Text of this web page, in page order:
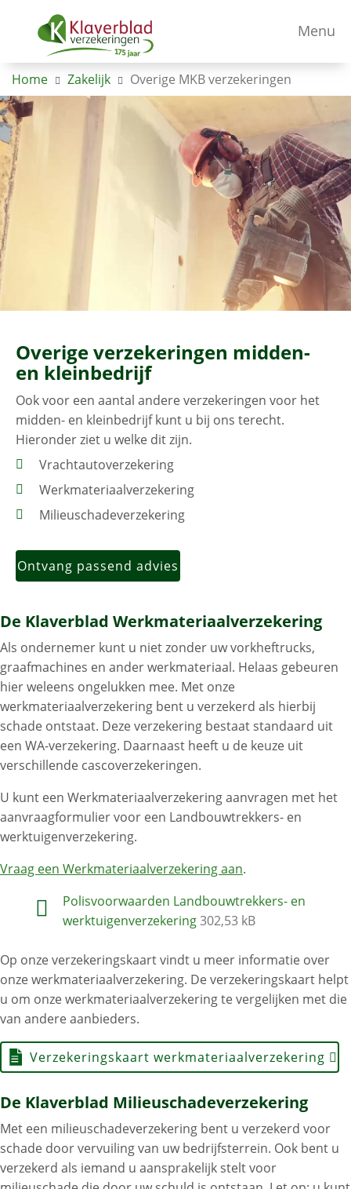
Menu
Home Zakelijk Overige MKB verzekeringen
Overigeverzekeringen midden-
en kleinbedrijf
Ook voor een aantal andere verzekeringen voor het
midden- en kleinbedrijf kunt u bij ons terecht.
Hieronder ziet u welke dit zijn.
Vrachtautoverzekering
Werkmateriaalverzekering
Milieuschadeverzekering
Ontvang passend advies
De Klaverblad Werkmateriaal­verzekering
Als ondernemer kunt u niet zonder uw vorkheftrucks,
graafmachines en ander werkmateriaal. Helaas gebeuren
hier weleens ongelukken mee. Met onze
werkmateriaalverzekering bent u verzekerd als hierbij
schade ontstaat. Deze verzekering bestaat standaard uit
een WA-verzekering. Daarnaast heeft u de keuze uit
verschillende cascoverzekeringen.
U kunt een Werkmateriaalverzekering aanvragen met het
aanvraagformulier voor een Landbouwtrekkers- en
werktuigenverzekering.
Vraag een Werkmateriaalverzekering aan.
Polisvoorwaarden Landbouwtrekkers- en
werktuigenverzekering302,53 kB
Op onze verzekeringskaart vindt u meer informatie over
onze werkmateriaalverzekering. De verzekeringskaart helpt
u om onze werkmateriaalverzekering te vergelijken met die
van andere aanbieders.
Verzekeringskaart werkmateriaalverzekering
De Klaverblad Milieuschade­verzekering
Met een milieuschadeverzekering bent u verzekerd voor
schade door vervuiling van uw bedrijfsterrein. Ook bent u
verzekerd als iemand u aansprakelijk stelt voor